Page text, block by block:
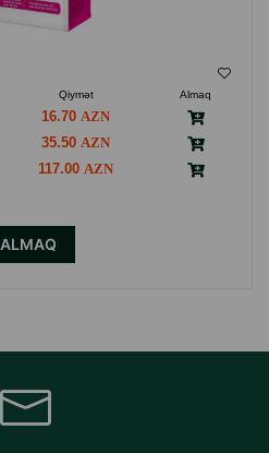
Qiymət
Almaq
16.70
35.50
117.00
ALMAQ